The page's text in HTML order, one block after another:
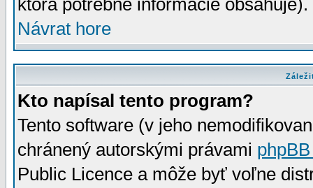
ktorá potrebné informácie
Návrat hore
Kto napísal tento program?
Tento software (v jeho
chránený autorskými právami
Public Licence a môže byť voľne